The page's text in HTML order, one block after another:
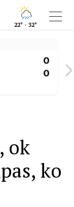
22° - 32°
0
0
ok
ko